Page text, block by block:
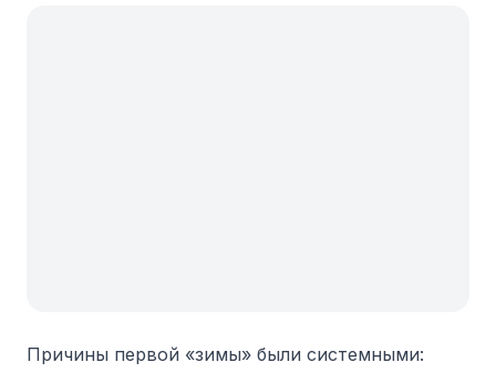
Причины первой «зимы» были системными: